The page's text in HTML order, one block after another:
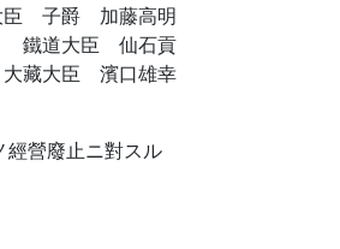
臣 子爵 加藤高明
鐵道大臣 仙石貢
大藏大臣 濱口雄幸
經營廢止ニ對スル